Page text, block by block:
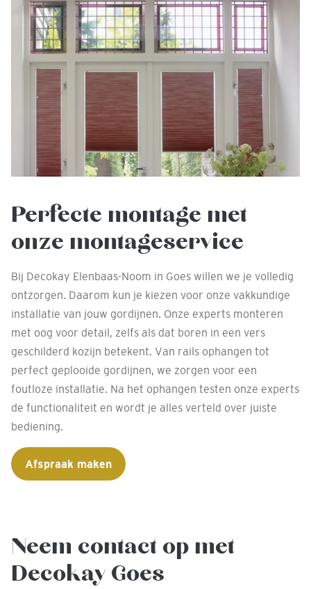
Perfecte montage met
onze montageservice
Bij Decokay Elenbaas-Noom in Goes willen we je volledig
ontzorgen. Daarom kun je kiezen voor onze vakkundige
installatie van jouw gordijnen. Onze experts monteren
met oog voor detail, zelfs als dat boren in een vers
geschilderd kozijn betekent. Van rails ophangen tot
perfect geplooide gordijnen, we zorgen voor een
foutloze installatie. Na het ophangen testen onze experts
de functionaliteit en wordt je alles verteld over juiste
bediening.
Afspraak maken
Neem contact op met
Decokay Goes